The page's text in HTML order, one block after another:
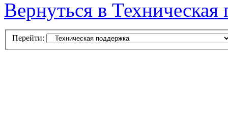
Вернуться в Техническая
Перейти: